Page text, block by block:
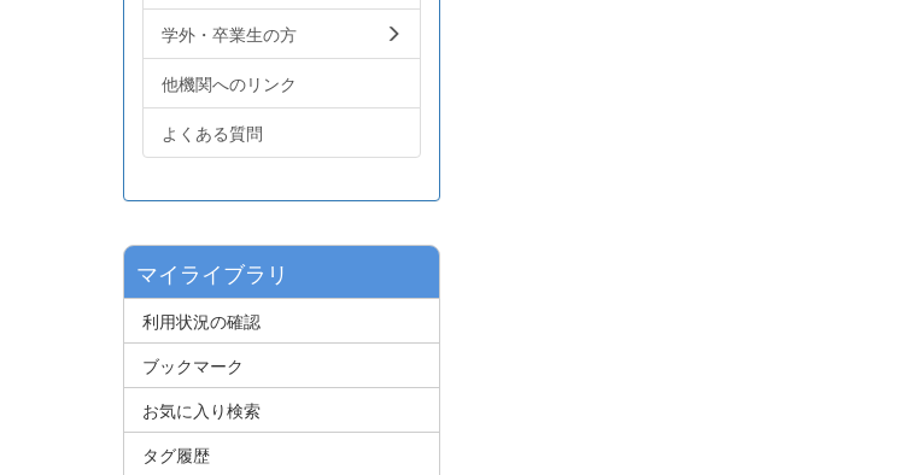
学外・卒業生の方
他機関へのリンク
よくある質問
マイライブラリ
利用状況の確認
ブックマーク
お気に入り検索
タグ履歴